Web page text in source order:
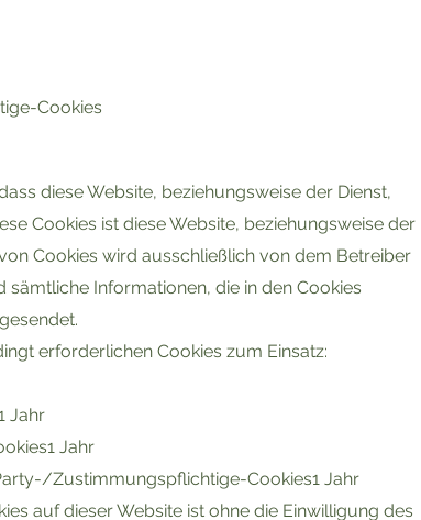
Cookies
diese Website, beziehungsweise der Dienst,
Cookies ist diese Website, beziehungsweise der
Cookies wird ausschließlich von dem Betreiber
Informationen, die in den Cookies
erforderlichen Cookies zum Einsatz:
Jahr
Jahr
Zustimmungspflichtige-Cookies1 Jahr
auf dieser Website ist ohne die Einwilligung des